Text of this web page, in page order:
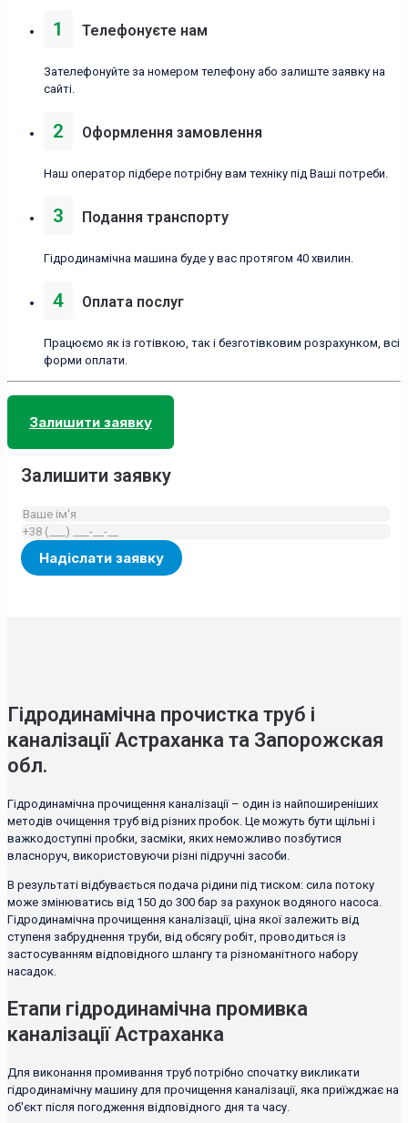
1 Телефонуєте нам
Зателефонуйте за номером телефону або залиште заявку на
сайті.
2 Оформлення замовлення
Наш оператор підбере потрібну вам техніку під Ваші потреби.
3 Подання транспорту
Гідродинамічна машина буде у вас протягом 40 хвилин.
4 Оплата послуг
Працюємо як із готівкою, так і безготівковим розрахунком, всі
форми оплати.
Залишити заявку
Залишити заявку
Гідродинамічна прочистка труб і
каналізації Астраханка та Запорожская
обл.
Гідродинамічна прочищення каналізації – один із найпоширеніших
методів очищення труб від різних пробок. Це можуть бути щільні і
важкодоступні пробки, засміки, яких неможливо позбутися
власноруч, використовуючи різні підручні засоби.
В результаті відбувається подача рідини під тиском: сила потоку
може змінюватись від 150 до 300 бар за рахунок водяного насоса.
Гідродинамічна прочищення каналізації, ціна якої залежить від
ступеня забруднення труби, від обсягу робіт, проводиться із
застосуванням відповідного шлангу та різноманітного набору
насадок.
Етапи гідродинамічна промивка
каналізації Астраханка
Для виконання промивання труб потрібно спочатку викликати
гідродинамічну машину для прочищення каналізації, яка приїжджає на
об'єкт після погодження відповідного дня та часу.